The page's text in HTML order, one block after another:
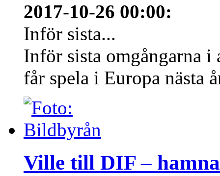
2017-10-26 00:00:
Inför sista...
Inför sista omgångarna
får spela i Europa nästa
Ville till DIF –